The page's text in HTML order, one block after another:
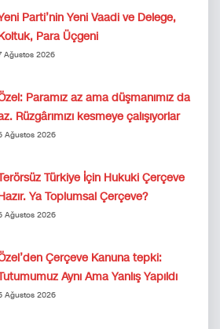
Parti’nin Yeni Vaadi ve Delege,
Para Üçgeni
Ağustos 2026
Paramız az ama düşmanımız da
Rüzgârımızı kesmeye çalışıyorlar
Ağustos 2026
Türkiye İçin Hukuki Çerçeve
Ya Toplumsal Çerçeve?
Ağustos 2026
Çerçeve Kanuna tepki:
Aynı Ama Yanlış Yapıldı
Ağustos 2026